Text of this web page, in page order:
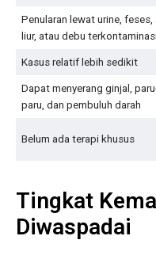
Penularan lewat urine, feses,
liur, atau debu
Kasus relatif lebih sedikit
Dapat menyerang ginjal,
paru, dan pembuluh darah
Belum ada terapi khusus
Tingkat
Diwaspadai